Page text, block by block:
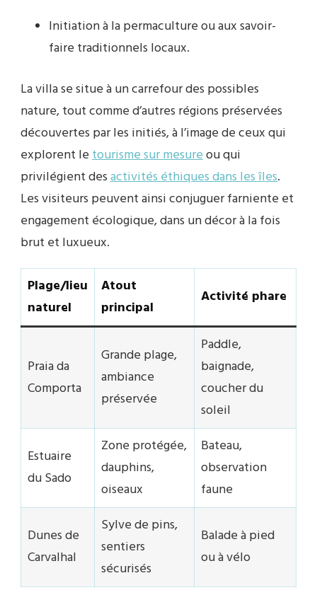
Initiation à la permaculture ou aux savoir-
faire traditionnels locaux.
La villa se situe à un carrefour des possibles
nature, tout comme d’autres régions préservées
découvertes par les initiés, à l’image de ceux qui
explorent letourisme sur mesureou qui
privilégient desactivités éthiques dans les îles.
Les visiteurs peuvent ainsi conjuguer farniente et
engagement écologique, dans un décor à la fois
brut et luxueux.
Plage/lieu
naturel
Atout
principal
Activité phare
Praia da
Comporta
Grande plage,
ambiance
préservée
Paddle,
baignade,
coucher du
soleil
Estuaire
du Sado
Zone protégée,
dauphins,
oiseaux
Bateau,
observation
faune
Dunes de
Carvalhal
Sylve de pins,
sentiers
sécurisés
Balade à pied
ou à vélo